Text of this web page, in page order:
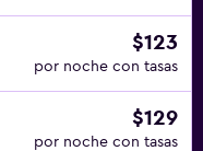
$123
por noche con tasas
$129
por noche con tasas